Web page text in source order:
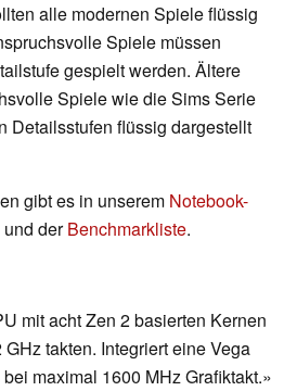
alle modernen Spiele flüssig
Spiele müssen
gespielt werden. Ältere
Spiele wie die Sims Serie
Detailsstufen flüssig dargestellt
gibt es in unserem Notebook-
und derBenchmarkliste.
mit acht Zen 2 basierten Kernen
takten. Integriert eine Vega
maximal 1600 MHz Grafiktakt.»